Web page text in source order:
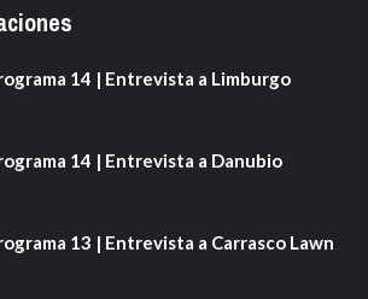
14 | Entrevista a Limburgo
14 | Entrevista a Danubio
13 | Entrevista a Carrasco Lawn